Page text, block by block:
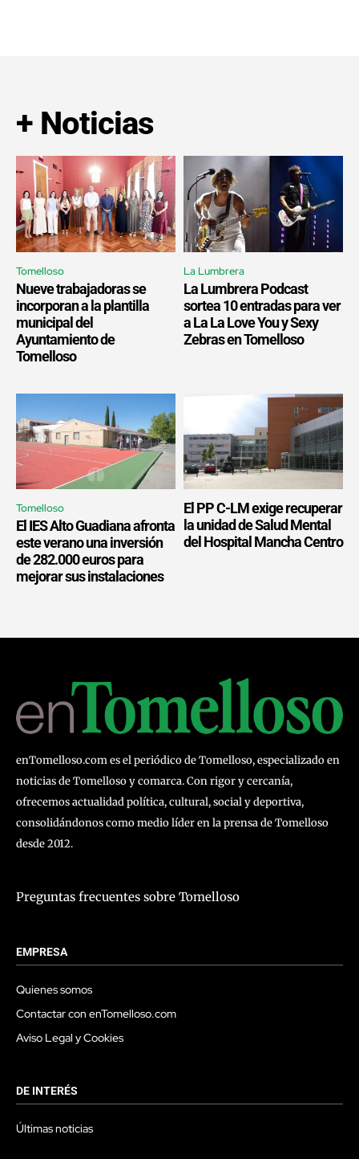
+ Noticias
Tomelloso
Nueve trabajadoras se
incorporan a la plantilla
municipal del
Ayuntamiento de
Tomelloso
La Lumbrera
La Lumbrera Podcast
sortea 10 entradas para ver
a La La Love You y Sexy
Zebras en Tomelloso
Tomelloso
El IES Alto Guadiana afronta
este verano una inversión
de 282.000 euros para
mejorar sus instalaciones
El PP C-LM exige recuperar
la unidad de Salud Mental
del Hospital Mancha Centro
enTomelloso.com es el periódico de Tomelloso, especializado en
noticias de Tomelloso y comarca. Con rigor y cercanía,
ofrecemos actualidad política, cultural, social y deportiva,
consolidándonos como medio líder en la prensa de Tomelloso
desde 2012.
Preguntas frecuentes sobre Tomelloso
EMPRESA
Quienes somos
Contactar con enTomelloso.com
Aviso Legal y Cookies
DE INTERÉS
Últimas noticias